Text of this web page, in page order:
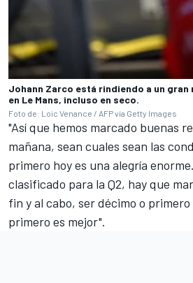
Johann Zarco está rindiendo a un gran
en Le Mans, incluso en seco.
Foto de: Loic Venance / AFP vía Getty Images
"Así que hemos marcado buenas
mañana, sean cuales sean las
primero hoy es una alegría
clasificado para la Q2, hay que
fin y al cabo, ser décimo o primero
primero es mejor".